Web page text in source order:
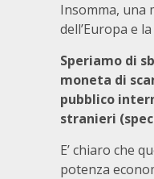
Insomma, una
dell’Europa e
Speriamo di
moneta di
pubblico
stranieri
E’ chiaro che
potenza